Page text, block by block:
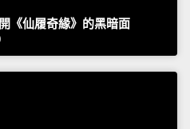
《仙履奇緣》的黑暗面